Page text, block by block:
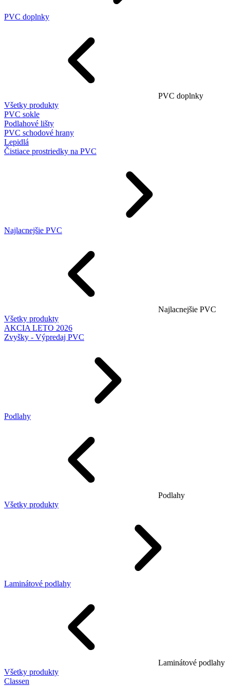
PVC doplnky
PVC doplnky
Všetky produkty
PVC sokle
Podlahové lišty
PVC schodové hrany
Lepidlá
Čistiace prostriedky na PVC
Najlacnejšie PVC
Najlacnejšie PVC
Všetky produkty
AKCIA LETO 2026
Zvyšky - Výpredaj PVC
Podlahy
Podlahy
Všetky produkty
Laminátové podlahy
Laminátové podlahy
Všetky produkty
Classen